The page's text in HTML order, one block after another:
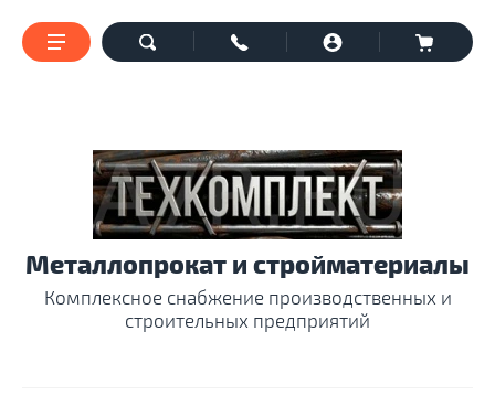
Металлопрокат и стройматериалы
Комплексное снабжение производственных и
строительных предприятий